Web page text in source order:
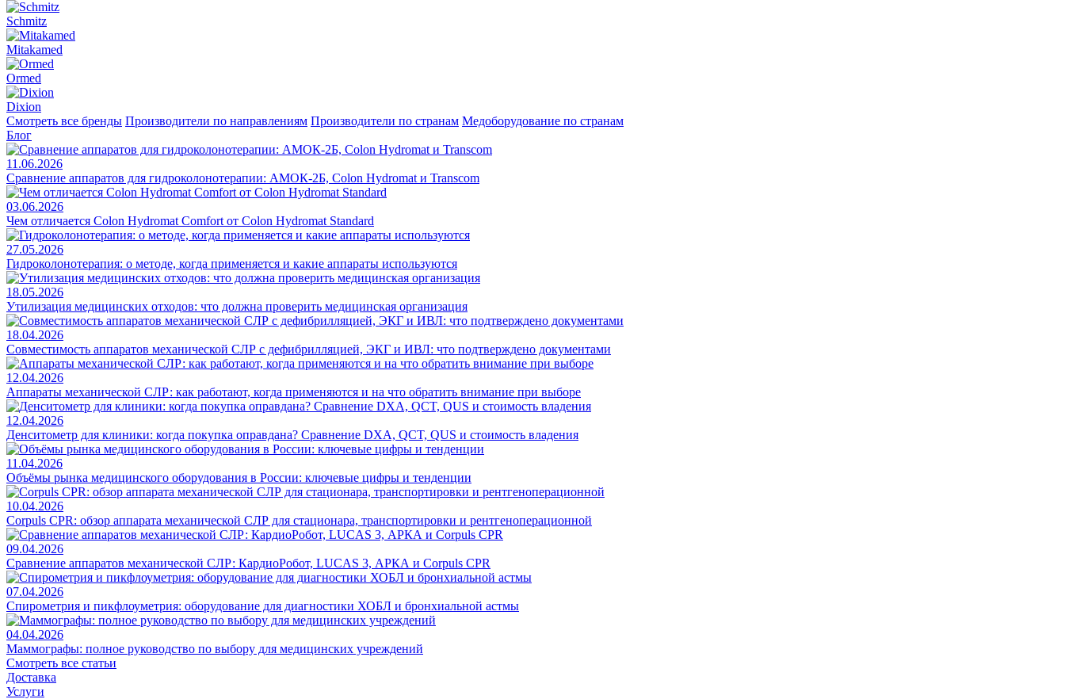
Schmitz
Mitakamed
Ormed
Dixion
Смотреть все бренды Производители по направлениям Производители по странам Медоборудование по странам
Блог
11.06.2026
Сравнение аппаратов для гидроколонотерапии: АМОК-2Б, Colon Hydromat и Transcom
03.06.2026
Чем отличается Colon Hydromat Comfort от Colon Hydromat Standard
27.05.2026
Гидроколонотерапия: о методе, когда применяется и какие аппараты используются
18.05.2026
Утилизация медицинских отходов: что должна проверить медицинская организация
18.04.2026
Совместимость аппаратов механической СЛР с дефибрилляцией, ЭКГ и ИВЛ: что подтверждено документами
12.04.2026
Аппараты механической СЛР: как работают, когда применяются и на что обратить внимание при выборе
12.04.2026
Денситометр для клиники: когда покупка оправдана? Сравнение DXA, QCT, QUS и стоимость владения
11.04.2026
Объёмы рынка медицинского оборудования в России: ключевые цифры и тенденции
10.04.2026
Corpuls CPR: обзор аппарата механической СЛР для стационара, транспортировки и рентгеноперационной
09.04.2026
Сравнение аппаратов механической СЛР: КардиоРобот, LUCAS 3, АРКА и Corpuls CPR
07.04.2026
Спирометрия и пикфлоуметрия: оборудование для диагностики ХОБЛ и бронхиальной астмы
04.04.2026
Маммографы: полное руководство по выбору для медицинских учреждений
Смотреть все статьи
Доставка
Услуги